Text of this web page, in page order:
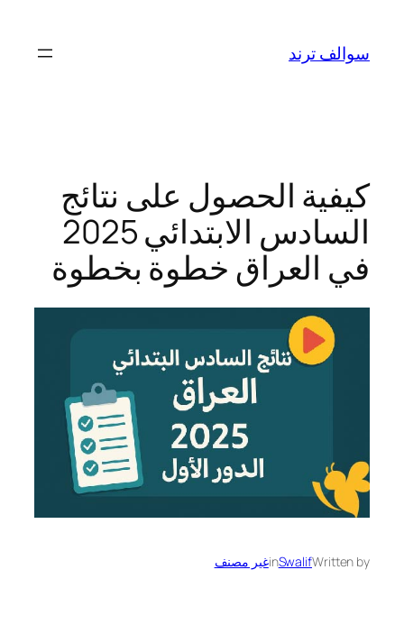
المحتوى
سوالف ترند
كيفية الحصول على نتائج
السادس الابتدائي 2025
في العراق خطوة بخطوة
Written by
Swalif
inغير مصنف